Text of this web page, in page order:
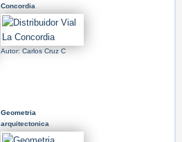
Concordia
Autor: Carlos Cruz C
Geometria
arquitectonica